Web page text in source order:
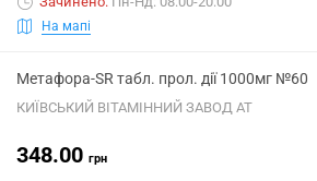
На мапі
Метафора-SR табл. прол. дії 1000мг №60
КИЇВСЬКИЙ ВІТАМІННИЙ ЗАВОД АТ
348.00 грн